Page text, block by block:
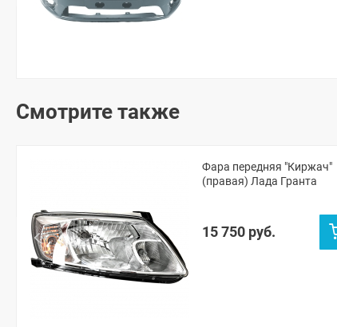
Смотрите также
Фара передняя "Киржач"
(правая) Лада Гранта
15 750 руб.